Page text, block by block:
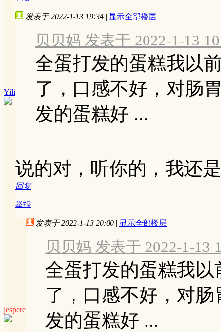
Yili
发表于 2022-1-13 19:34 | 显示全部楼层
贝贝妈 发表于 2022-1-13
全蛋打发的蛋糕我以
了，口感不好，对肠
发的蛋糕好 ...
说的对，听你的，我还
回复
举报
jespere
发表于 2022-1-13 20:00 | 显示全部楼层
贝贝妈 发表于 2022-1-13
全蛋打发的蛋糕我
了，口感不好，对
发的蛋糕好 ...